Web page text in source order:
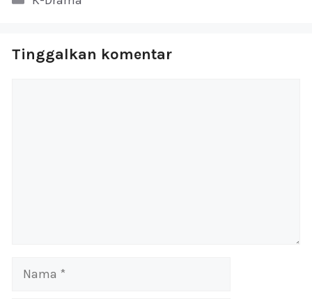
Tinggalkan komentar
Nama